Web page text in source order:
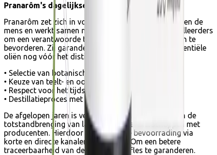
Pranarôm's dagelijkse handelingen
Pranarôm zet zich in voor het respect van de aarde en de
mens en werkt samen met zijn producenten en distilleerders
om een verantwoorde teelt van aromatische planten te
bevorderen. Zij garanderen de kwaliteit van hun essentiële
oliën nog vóór het distillatieproces:
• Selectie van botanisch gecertificeerde planten
• Keuze van teelt- en oogstmethoden
• Respect voor het tijdstip van de oogst
• Destillatieproces met stoom
De afgelopen jaren is veel tijd en energie gestoken in de
totstandbrenging van langetermijnpartnerschappen met
producenten. Hierdoor konden zij de bevoorrading via
korte en directe kanalen verzekeren. Om een betere
traceerbaarheid van de plant tot de fles te garanderen.